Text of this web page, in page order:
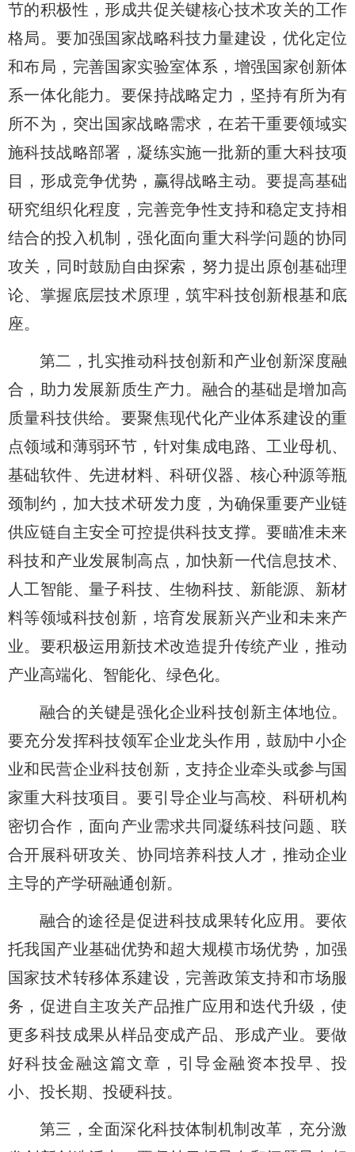
节的积极性，形成共促关键核心技术攻关的工作
格局。要加强国家战略科技力量建设，优化定位
和布局，完善国家实验室体系，增强国家创新体
系一体化能力。要保持战略定力，坚持有所为有
所不为，突出国家战略需求，在若干重要领域实
施科技战略部署，凝练实施一批新的重大科技项
目，形成竞争优势，赢得战略主动。要提高基础
研究组织化程度，完善竞争性支持和稳定支持相
结合的投入机制，强化面向重大科学问题的协同
攻关，同时鼓励自由探索，努力提出原创基础理
论、掌握底层技术原理，筑牢科技创新根基和底
座。
第二，扎实推动科技创新和产业创新深度融
合，助力发展新质生产力。 融合的基础是增加高
质量科技供给。要聚焦现代化产业体系建设的重
点领域和薄弱环节，针对集成电路、工业母机、
基础软件、先进材料、科研仪器、核心种源等瓶
颈制约，加大技术研发力度，为确保重要产业链
供应链自主安全可控提供科技支撑。要瞄准未来
科技和产业发展制高点，加快新一代信息技术、
人工智能、量子科技、生物科技、新能源、新材
料等领域科技创新，培育发展新兴产业和未来产
业。要积极运用新技术改造提升传统产业，推动
产业高端化、智能化、绿色化。
融合的关键是强化企业科技创新主体地位。
要充分发挥科技领军企业龙头作用，鼓励中小企
业和民营企业科技创新，支持企业牵头或参与国
家重大科技项目。要引导企业与高校、科研机构
密切合作，面向产业需求共同凝练科技问题、联
合开展科研攻关、协同培养科技人才，推动企业
主导的产学研融通创新。
融合的途径是促进科技成果转化应用。要依
托我国产业基础优势和超大规模市场优势，加强
国家技术转移体系建设，完善政策支持和市场服
务，促进自主攻关产品推广应用和迭代升级，使
更多科技成果从样品变成产品、形成产业。要做
好科技金融这篇文章，引导金融资本投早、投
小、投长期、投硬科技。
第三，全面深化科技体制机制改革，充分激